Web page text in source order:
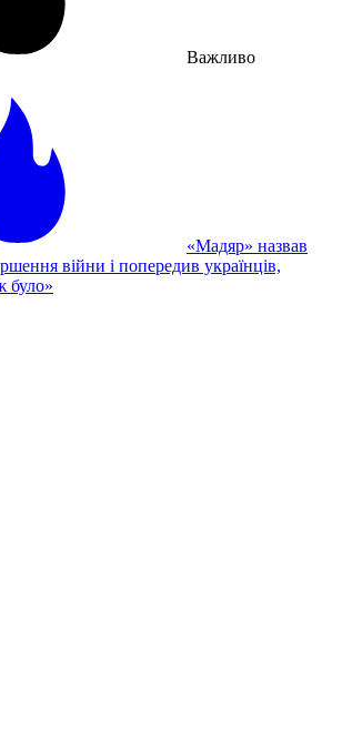
Важливо
«Мадяр» назвав
війни і попередив українців,
було»